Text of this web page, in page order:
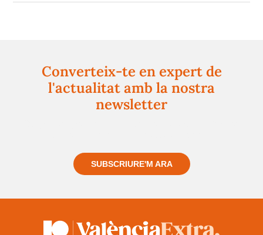
Converteix-te en expert de
l'actualitat amb la nostra
newsletter
SUBSCRIURE'M ARA